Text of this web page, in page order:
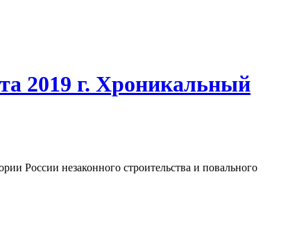
2019 г. Хроникальный
России незаконного строительства и повального